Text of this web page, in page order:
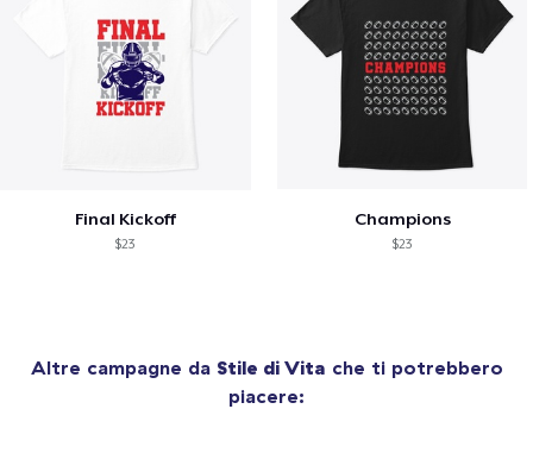
Final Kickoff
$23
Champions
$23
Altre campagne da Stile di Vita che ti potrebbero
piacere: